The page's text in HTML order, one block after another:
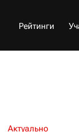
Рейтинги
Актуально